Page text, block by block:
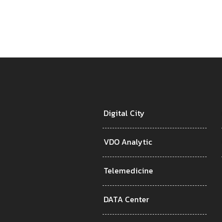
Digital City
VDO Analytic
Telemedicine
DATA Center